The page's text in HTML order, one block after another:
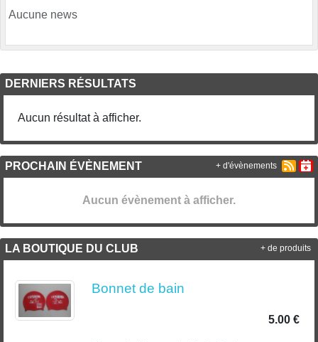
Aucune news
DERNIERS RÉSULTATS
Aucun résultat à afficher.
PROCHAIN ÉVÈNEMENT
Aucun évènement à afficher.
+ d'évènements
LA BOUTIQUE DU CLUB
Bonnet de bain
5.00 €
+ de produits